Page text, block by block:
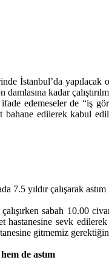
İstanbul’da yapılacak
damlasına kadar
edemeseler de “iş
edilerek kabul
7.5 yıldır çalışarak
sabah 10.00
hastanesine sevk
gitmemiz
de astım